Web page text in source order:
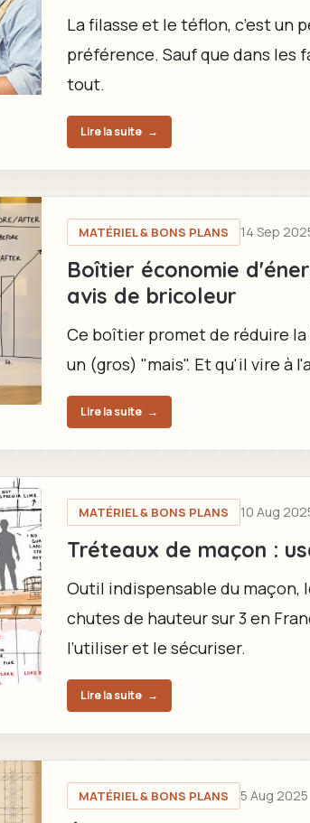
La filasse et le téflon, c’est un
préférence. Sauf que dans les
tout.
Lire la suite →
MATÉRIEL & BONS PLANS 14 Sep
Boîtier économie
avis de bricoleur
Ce boîtier promet de réduire
un (gros) "mais". Et qu'il vire à
Lire la suite →
MATÉRIEL & BONS PLANS 10 Aug
Tréteaux de maçon :
Outil indispensable du maçon,
chutes de hauteur sur 3 en
l’utiliser et le sécuriser.
Lire la suite →
MATÉRIEL & BONS PLANS 5 Aug 2025